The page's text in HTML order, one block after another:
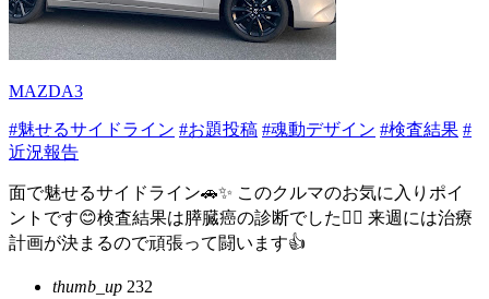
MAZDA3
#魅せるサイドライン #お題投稿 #魂動デザイン #検査結果 #
近況報告
面で魅せるサイドライン🚗✨ このクルマのお気に入りポイ
ントです😊検査結果は膵臓癌の診断でした👨‍⚕️ 来週には治療
計画が決まるので頑張って闘います👍
thumb_up 232